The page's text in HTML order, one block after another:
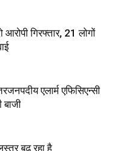
आरोपी गिरफ्तार, 21 लोगों
एलार्म एफिसिएन्सी
बाजी
बढ़ रहा है